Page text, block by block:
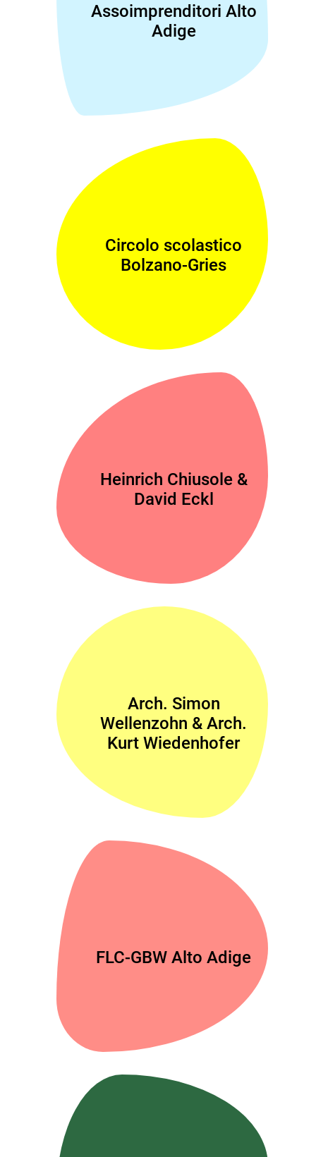
Assoimprenditori Alto
Adige
Circolo scolastico
Bolzano-Gries
Heinrich Chiusole &
David Eckl
Arch. Simon
Wellenzohn & Arch.
Kurt Wiedenhofer
FLC-GBW Alto Adige